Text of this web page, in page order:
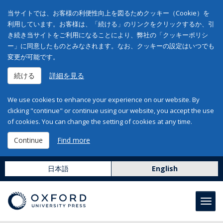
当サイトでは、お客様の利便性向上を図るためクッキー（Cookie）を
利用しています。お客様は、「続ける」のリンクをクリックするか、引
き続き当サイトをご利用になることにより、弊社の「クッキーポリシ
ー」に同意したものとみなされます。なお、クッキーの設定はいつでも
変更が可能です。
続ける 詳細を見る
We use cookies to enhance your experience on our website. By
clicking "continue" or continue using our website, you accept the use
of cookies. You can change the setting of cookies at any time.
Continue Find more
日本語 English